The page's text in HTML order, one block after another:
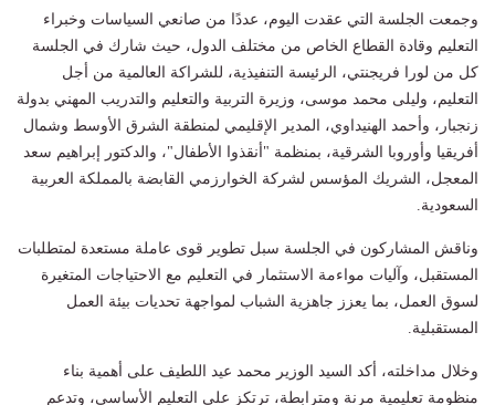
وجمعت الجلسة التي عقدت اليوم، عددًا من صانعي السياسات وخبراء
التعليم وقادة القطاع الخاص من مختلف الدول، حيث شارك في الجلسة
كل من لورا فريجنتي، الرئيسة التنفيذية، للشراكة العالمية من أجل
التعليم، وليلى محمد موسى، وزيرة التربية والتعليم والتدريب المهني بدولة
زنجبار، وأحمد الهنيداوي، المدير الإقليمي لمنطقة الشرق الأوسط وشمال
أفريقيا وأوروبا الشرقية، بمنظمة "أنقذوا الأطفال"، والدكتور إبراهيم سعد
المعجل، الشريك المؤسس لشركة الخوارزمي القابضة بالمملكة العربية
السعودية.
وناقش المشاركون في الجلسة سبل تطوير قوى عاملة مستعدة لمتطلبات
المستقبل، وآليات مواءمة الاستثمار في التعليم مع الاحتياجات المتغيرة
لسوق العمل، بما يعزز جاهزية الشباب لمواجهة تحديات بيئة العمل
المستقبلية.
وخلال مداخلته، أكد السيد الوزير محمد عيد اللطيف على أهمية بناء
منظومة تعليمية مرنة ومترابطة، ترتكز على التعليم الأساسي، وتدعم